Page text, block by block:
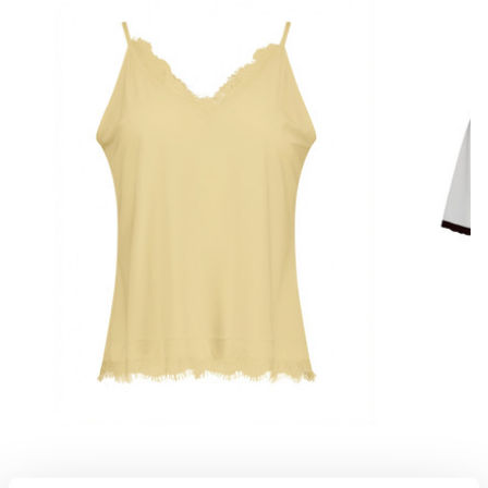
outfit, of ga juist voor een loose fit look met een blouse of knit.
Een veelzijdige broek die je moeiteloos door het seizoen draagt.